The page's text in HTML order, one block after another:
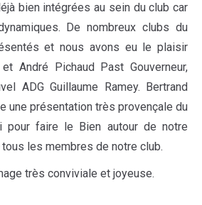
bien intégrées au sein du club car
De nombreux clubs du
et nous avons eu le plaisir
André Pichaud Past Gouverneur,
ADG Guillaume Ramey. Bertrand
une présentation très provençale du
pour faire le Bien autour de notre
les membres de notre club.
très conviviale et joyeuse.